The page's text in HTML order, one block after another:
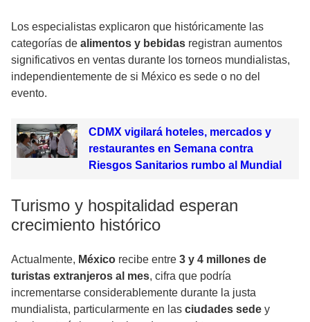
Los especialistas explicaron que históricamente las
categorías de alimentos y bebidas registran aumentos
significativos en ventas durante los torneos mundialistas,
independientemente de si México es sede o no del
evento.
CDMX vigilará hoteles, mercados y
restaurantes en Semana contra
Riesgos Sanitarios rumbo al Mundial
Turismo y hospitalidad esperan
crecimiento histórico
Actualmente, México recibe entre 3 y 4 millones de
turistas extranjeros al mes, cifra que podría
incrementarse considerablemente durante la justa
mundialista, particularmente en las ciudades sede y